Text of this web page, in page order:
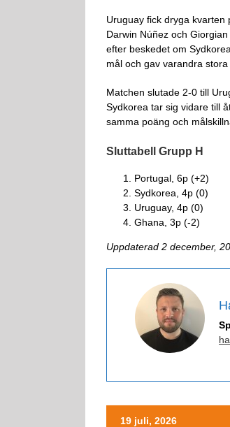
Uruguay fick dryga kvarten
Darwin Núñez och
efter beskedet om
mål och gav varandra
Matchen slutade 2-0 till
Sydkorea tar sig vidare till
samma poäng och
Sluttabell Grupp H
Portugal, 6p (+2)
Sydkorea, 4p (0)
Uruguay, 4p (0)
Ghana, 3p (-2)
Uppdaterad 2 december,
19 juli, 2026